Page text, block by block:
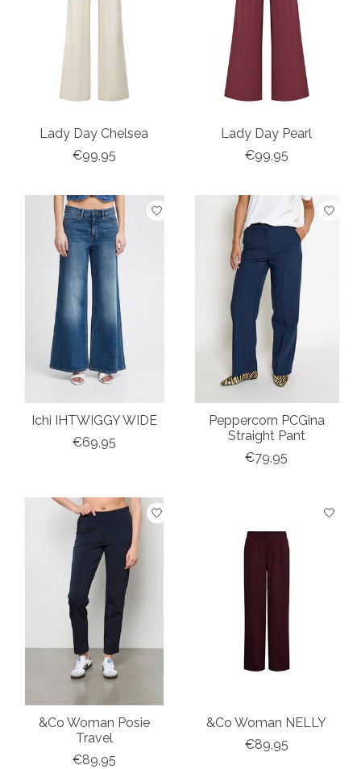
Lady Day Chelsea
€99,95
Lady Day Pearl
€99,95
Ichi IHTWIGGY WIDE
€69,95
Peppercorn PCGina
Straight Pant
€79,95
&Co Woman Posie
Travel
€89,95
&Co Woman NELLY
€89,95